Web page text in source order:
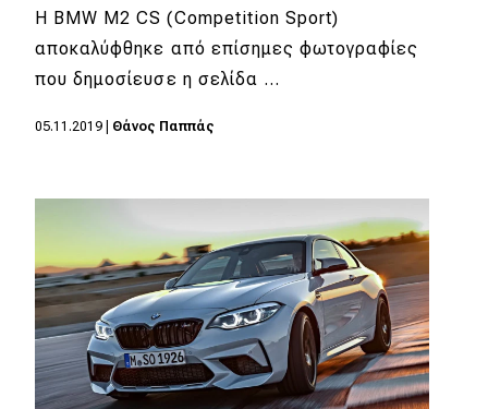
Η BMW M2 CS (Competition Sport)
αποκαλύφθηκε από επίσημες φωτογραφίες
που δημοσίευσε η σελίδα …
05.11.2019 Θάνος Παππάς